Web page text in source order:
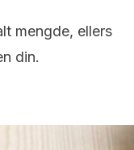
mengde, ellers
din.